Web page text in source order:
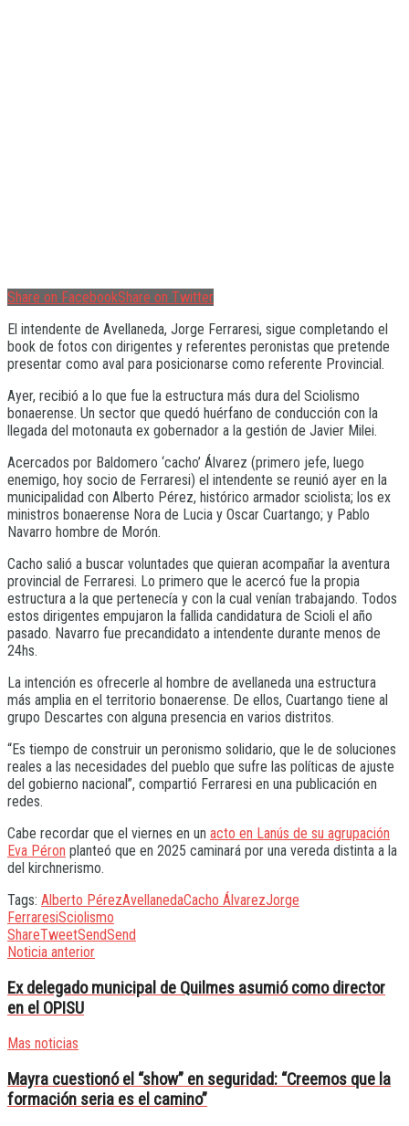
Share on FacebookShare on Twitter
El intendente de Avellaneda, Jorge Ferraresi, sigue completando el
book de fotos con dirigentes y referentes peronistas que pretende
presentar como aval para posicionarse como referente Provincial.
Ayer, recibió a lo que fue la estructura más dura del Sciolismo
bonaerense. Un sector que quedó huérfano de conducción con la
llegada del motonauta ex gobernador a la gestión de Javier Milei.
Acercados por Baldomero ‘cacho’ Álvarez (primero jefe, luego
enemigo, hoy socio de Ferraresi) el intendente se reunió ayer en la
municipalidad con Alberto Pérez, histórico armador sciolista; los ex
ministros bonaerense Nora de Lucia y Oscar Cuartango; y Pablo
Navarro hombre de Morón.
Cacho salió a buscar voluntades que quieran acompañar la aventura
provincial de Ferraresi. Lo primero que le acercó fue la propia
estructura a la que pertenecía y con la cual venían trabajando. Todos
estos dirigentes empujaron la fallida candidatura de Scioli el año
pasado. Navarro fue precandidato a intendente durante menos de
24hs.
La intención es ofrecerle al hombre de avellaneda una estructura
más amplia en el territorio bonaerense. De ellos, Cuartango tiene al
grupo Descartes con alguna presencia en varios distritos.
“Es tiempo de construir un peronismo solidario, que le de soluciones
reales a las necesidades del pueblo que sufre las políticas de ajuste
del gobierno nacional”, compartió Ferraresi en una publicación en
redes.
Cabe recordar que el viernes en un acto en Lanús de su agrupación
Eva Péron planteó que en 2025 caminará por una vereda distinta a la
del kirchnerismo.
Tags: Alberto PérezAvellanedaCacho ÁlvarezJorge
FerraresiSciolismo
ShareTweetSendSend
Noticia anterior
Ex delegado municipal de Quilmes asumió como director
en el OPISU
Mas noticias
Mayra cuestionó el “show” en seguridad: “Creemos que la
formación seria es el camino”